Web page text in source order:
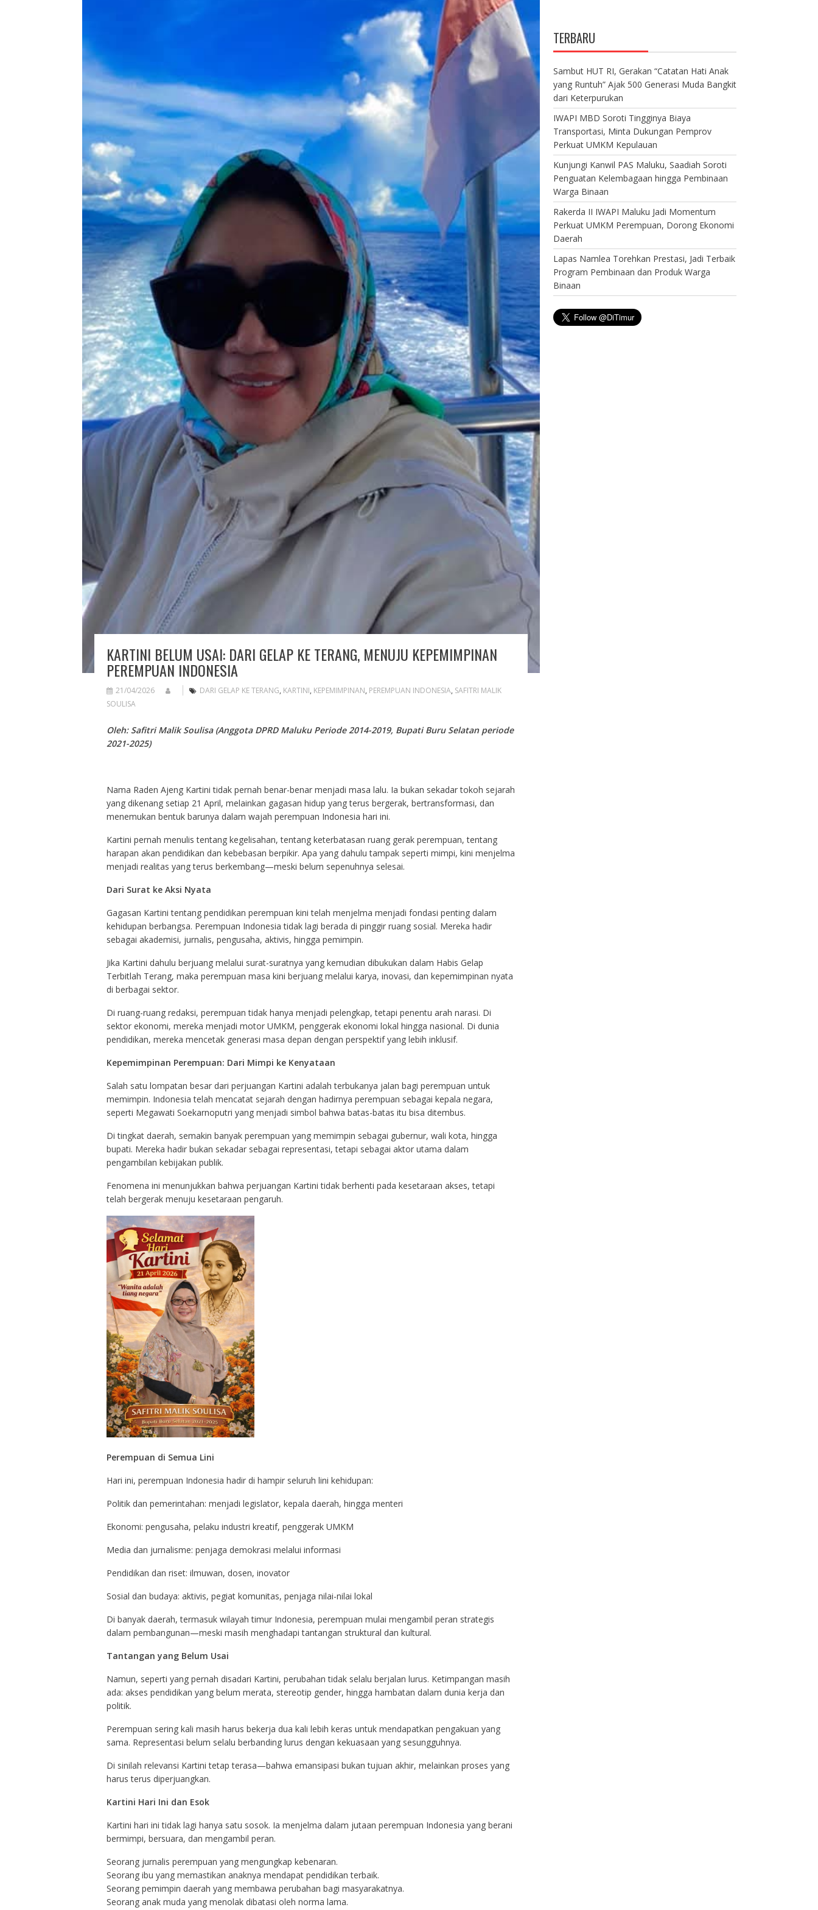
KARTINI BELUM USAI: DARI GELAP KE TERANG, MENUJU KEPEMIMPINAN
PEREMPUAN INDONESIA
21/04/2026 DARI GELAP KE TERANG, KARTINI, KEPEMIMPINAN, PEREMPUAN INDONESIA, SAFITRI MALIK
SOULISA
Oleh: Safitri Malik Soulisa (Anggota DPRD Maluku Periode 2014-2019, Bupati Buru Selatan periode
2021-2025)
Nama Raden Ajeng Kartini tidak pernah benar-benar menjadi masa lalu. Ia bukan sekadar tokoh sejarah
yang dikenang setiap 21 April, melainkan gagasan hidup yang terus bergerak, bertransformasi, dan
menemukan bentuk barunya dalam wajah perempuan Indonesia hari ini.
Kartini pernah menulis tentang kegelisahan, tentang keterbatasan ruang gerak perempuan, tentang
harapan akan pendidikan dan kebebasan berpikir. Apa yang dahulu tampak seperti mimpi, kini menjelma
menjadi realitas yang terus berkembang—meski belum sepenuhnya selesai.
Dari Surat ke Aksi Nyata
Gagasan Kartini tentang pendidikan perempuan kini telah menjelma menjadi fondasi penting dalam
kehidupan berbangsa. Perempuan Indonesia tidak lagi berada di pinggir ruang sosial. Mereka hadir
sebagai akademisi, jurnalis, pengusaha, aktivis, hingga pemimpin.
Jika Kartini dahulu berjuang melalui surat-suratnya yang kemudian dibukukan dalam Habis Gelap
Terbitlah Terang, maka perempuan masa kini berjuang melalui karya, inovasi, dan kepemimpinan nyata
di berbagai sektor.
Di ruang-ruang redaksi, perempuan tidak hanya menjadi pelengkap, tetapi penentu arah narasi. Di
sektor ekonomi, mereka menjadi motor UMKM, penggerak ekonomi lokal hingga nasional. Di dunia
pendidikan, mereka mencetak generasi masa depan dengan perspektif yang lebih inklusif.
Kepemimpinan Perempuan: Dari Mimpi ke Kenyataan
Salah satu lompatan besar dari perjuangan Kartini adalah terbukanya jalan bagi perempuan untuk
memimpin. Indonesia telah mencatat sejarah dengan hadirnya perempuan sebagai kepala negara,
seperti Megawati Soekarnoputri yang menjadi simbol bahwa batas-batas itu bisa ditembus.
Di tingkat daerah, semakin banyak perempuan yang memimpin sebagai gubernur, wali kota, hingga
bupati. Mereka hadir bukan sekadar sebagai representasi, tetapi sebagai aktor utama dalam
pengambilan kebijakan publik.
Fenomena ini menunjukkan bahwa perjuangan Kartini tidak berhenti pada kesetaraan akses, tetapi
telah bergerak menuju kesetaraan pengaruh.
Perempuan di Semua Lini
Hari ini, perempuan Indonesia hadir di hampir seluruh lini kehidupan:
Politik dan pemerintahan: menjadi legislator, kepala daerah, hingga menteri
Ekonomi: pengusaha, pelaku industri kreatif, penggerak UMKM
Media dan jurnalisme: penjaga demokrasi melalui informasi
Pendidikan dan riset: ilmuwan, dosen, inovator
Sosial dan budaya: aktivis, pegiat komunitas, penjaga nilai-nilai lokal
Di banyak daerah, termasuk wilayah timur Indonesia, perempuan mulai mengambil peran strategis
dalam pembangunan—meski masih menghadapi tantangan struktural dan kultural.
Tantangan yang Belum Usai
Namun, seperti yang pernah disadari Kartini, perubahan tidak selalu berjalan lurus. Ketimpangan masih
ada: akses pendidikan yang belum merata, stereotip gender, hingga hambatan dalam dunia kerja dan
politik.
Perempuan sering kali masih harus bekerja dua kali lebih keras untuk mendapatkan pengakuan yang
sama. Representasi belum selalu berbanding lurus dengan kekuasaan yang sesungguhnya.
Di sinilah relevansi Kartini tetap terasa—bahwa emansipasi bukan tujuan akhir, melainkan proses yang
harus terus diperjuangkan.
Kartini Hari Ini dan Esok
Kartini hari ini tidak lagi hanya satu sosok. Ia menjelma dalam jutaan perempuan Indonesia yang berani
bermimpi, bersuara, dan mengambil peran.
Seorang jurnalis perempuan yang mengungkap kebenaran.
Seorang ibu yang memastikan anaknya mendapat pendidikan terbaik.
Seorang pemimpin daerah yang membawa perubahan bagi masyarakatnya.
Seorang anak muda yang menolak dibatasi oleh norma lama.
TERBARU
Sambut HUT RI, Gerakan “Catatan Hati Anak
yang Runtuh” Ajak 500 Generasi Muda Bangkit
dari Keterpurukan
IWAPI MBD Soroti Tingginya Biaya
Transportasi, Minta Dukungan Pemprov
Perkuat UMKM Kepulauan
Kunjungi Kanwil PAS Maluku, Saadiah Soroti
Penguatan Kelembagaan hingga Pembinaan
Warga Binaan
Rakerda II IWAPI Maluku Jadi Momentum
Perkuat UMKM Perempuan, Dorong Ekonomi
Daerah
Lapas Namlea Torehkan Prestasi, Jadi Terbaik
Program Pembinaan dan Produk Warga
Binaan